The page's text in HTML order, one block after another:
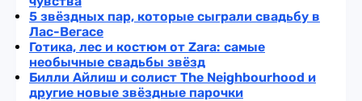
5 звёздных пар, которые сыграли свадьбу в
Лас-Вегасе
Готика, лес и костюм от Zara: самые
необычные свадьбы звёзд
Билли Айлиш и солист The Neighbourhood и
другие новые звёздные парочки